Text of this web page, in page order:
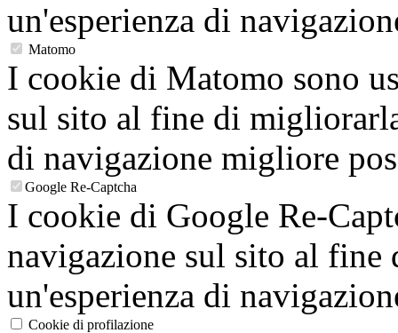
un'esperienza di
Matomo
I cookie di Matomo sono
sul sito al fine di
di navigazione migliore
Google Re-Captcha
I cookie di Google Re-
navigazione sul sito al
un'esperienza di
Cookie di profilazione